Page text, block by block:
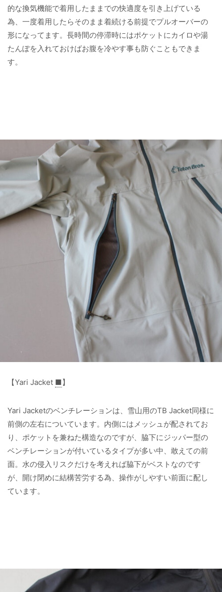
的な換気機能で着用したままでの快適度を引き上げている
為、一度着用したらそのまま着続ける前提でプルオーバーの
形になってます。長時間の停滞時にはポケットにカイロや湯
たんぽを入れておけばお腹を冷やす事も防ぐこともできま
す。
【Yari Jacket ■】
Yari Jacketのベンチレーションは、雪山用のTB Jacket同様に
前側の左右についています。内側にはメッシュが配されてお
り、ポケットを兼ねた構造なのですが、脇下にジッパー型の
ベンチレーションが付いているタイプが多い中、敢えての前
面。水の侵入リスクだけを考えれば脇下がベストなのです
が、開け閉めに結構苦労する為、操作がしやすい前面に配し
ています。